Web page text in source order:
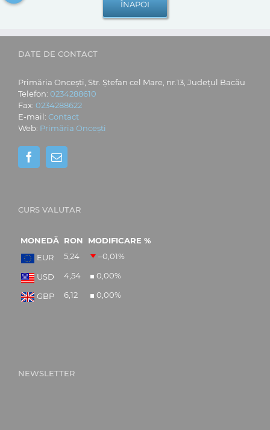
DATE DE CONTACT
Primăria Oncești, Str. Ștefan cel Mare, nr.13, Județul Bacău
Telefon: 0234288610
Fax: 0234288622
E-mail: Contact
Web: Primăria Oncești
CURS VALUTAR
MONEDĂ RON
MODIFICARE %
EUR
5,24 –0,01%
USD 4,54 0,00%
GBP 6,12 0,00%
NEWSLETTER